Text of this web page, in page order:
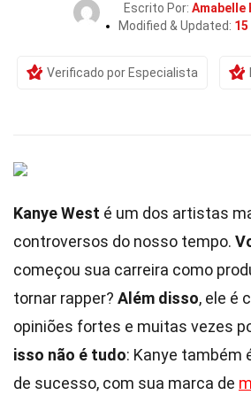
Escrito Por: Amabelle
Modified & Updated:
Verificado por Especialista
Kanye West é um dos artistas
controversos do nosso tempo.
começou sua carreira como
tornar rapper? Além disso, ele é
opiniões fortes e muitas vezes
isso não é tudo: Kanye também
de sucesso, com sua marca de